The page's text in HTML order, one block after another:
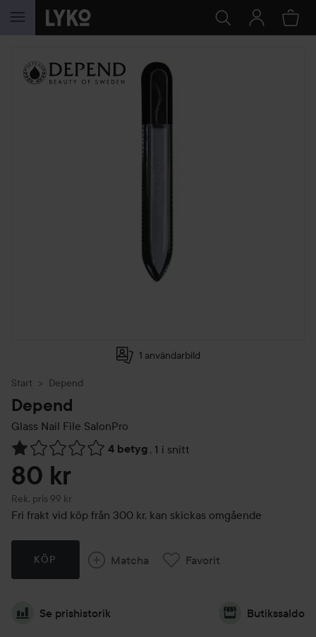
HOPPA TILL INNEHÅLLET
1 användarbild
Start Depend
Depend
Glass Nail File SalonPro
4 betyg , 1 i snitt
Hoppa till Betyg & kommentarer
80 kr
Rek. pris 99 kr
Rekommenderat pris 99 kr
Fri frakt vid köp från 300 kr, kan skickas omgående
KÖP Matcha Favorit
Se prishistorik Butikssaldo